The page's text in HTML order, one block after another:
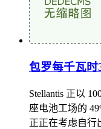
包罗每千瓦
Stellantis 正以
座电池工场的
正正在考虑自行